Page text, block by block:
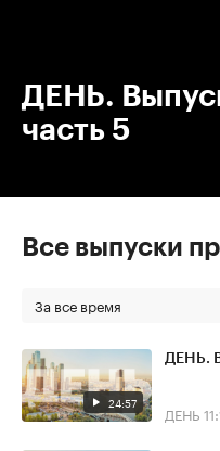
ДЕНЬ.
часть 5
Все выпуски
За все время
24:57
ДЕНЬ.
ДЕНЬ